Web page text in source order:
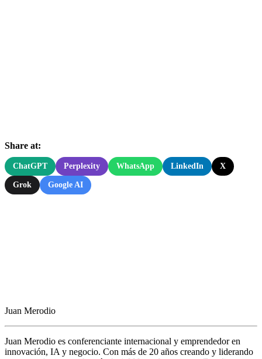
Share at:
ChatGPT Perplexity WhatsApp LinkedIn X
Grok Google AI
Juan Merodio
Juan Merodio es conferenciante internacional y emprendedor en
innovación, IA y negocio. Con más de 20 años creando y liderando